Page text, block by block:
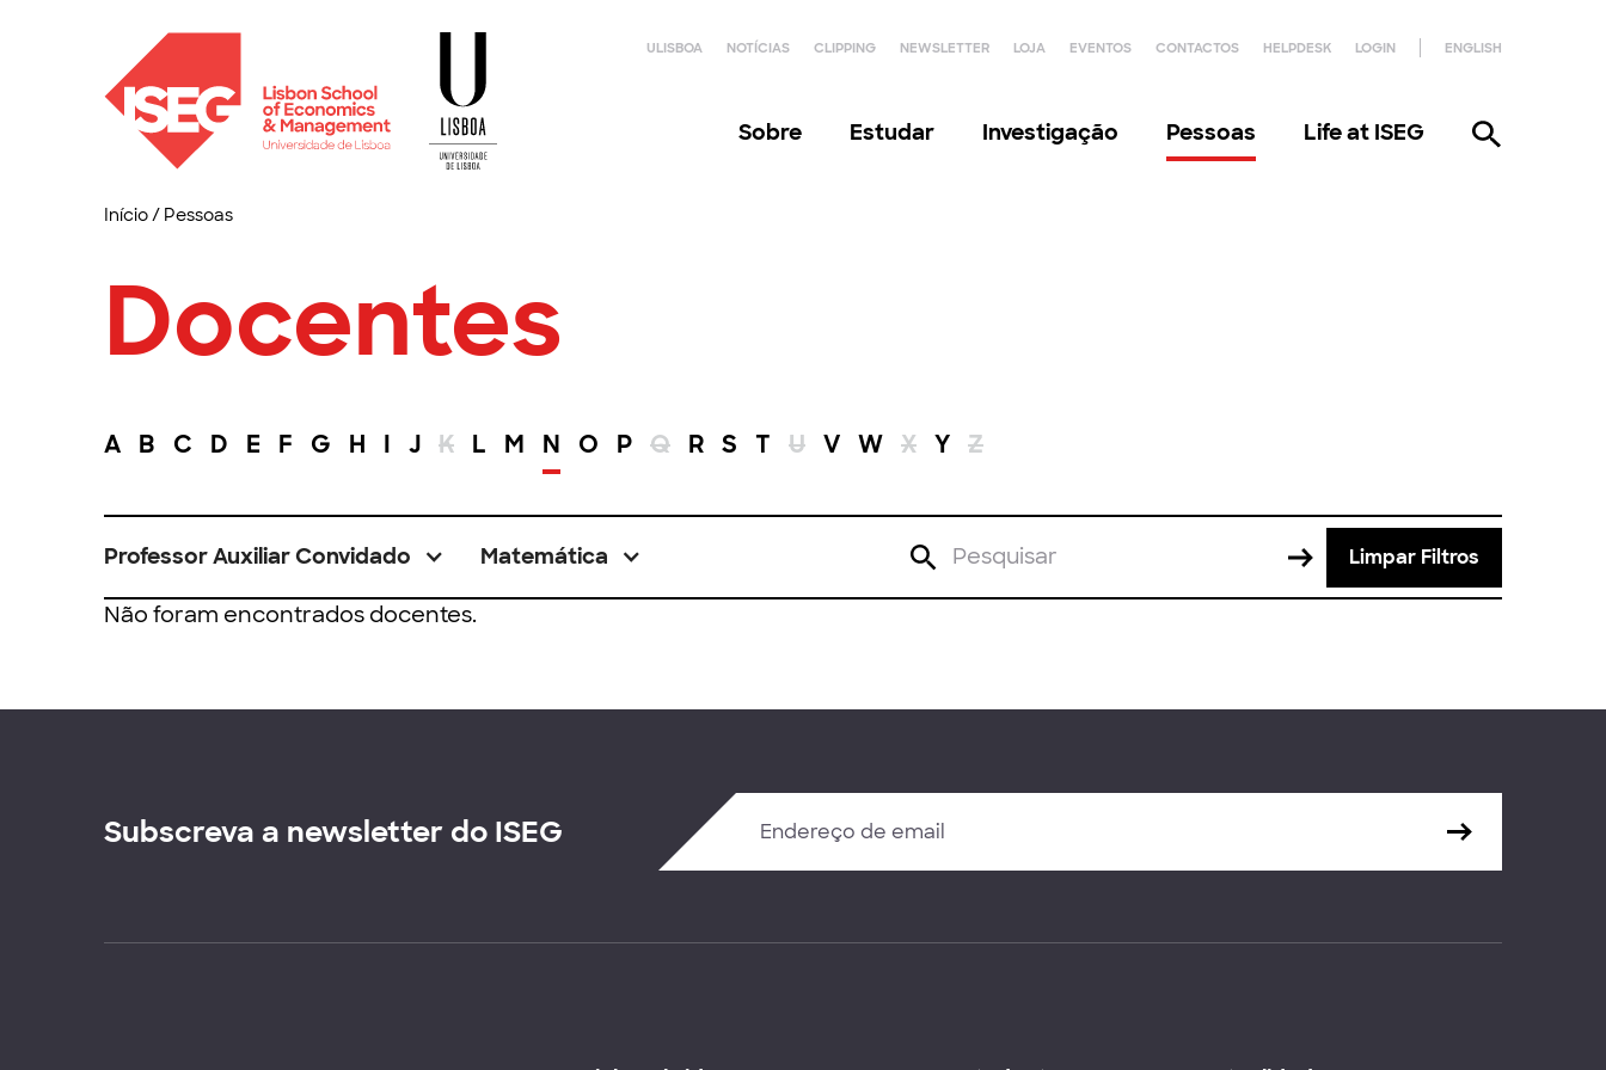
ULISBOA NOTÍCIAS CLIPPING NEWSLETTER LOJA EVENTOS CONTACTOS HELPDESK LOGIN ENGLISH
Sobre Estudar Investigação Pessoas Life at ISEG
Início/ Pessoas
Docentes
A B C D E F G H I J K L M N O P Q R S T U V W X Y Z
Professor Auxiliar Convidado Matemática Limpar Filtros
Não foram encontrados docentes.
Subscreva a newsletter do ISEG